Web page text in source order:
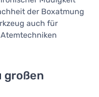
der Boxatmung
auch für
großen